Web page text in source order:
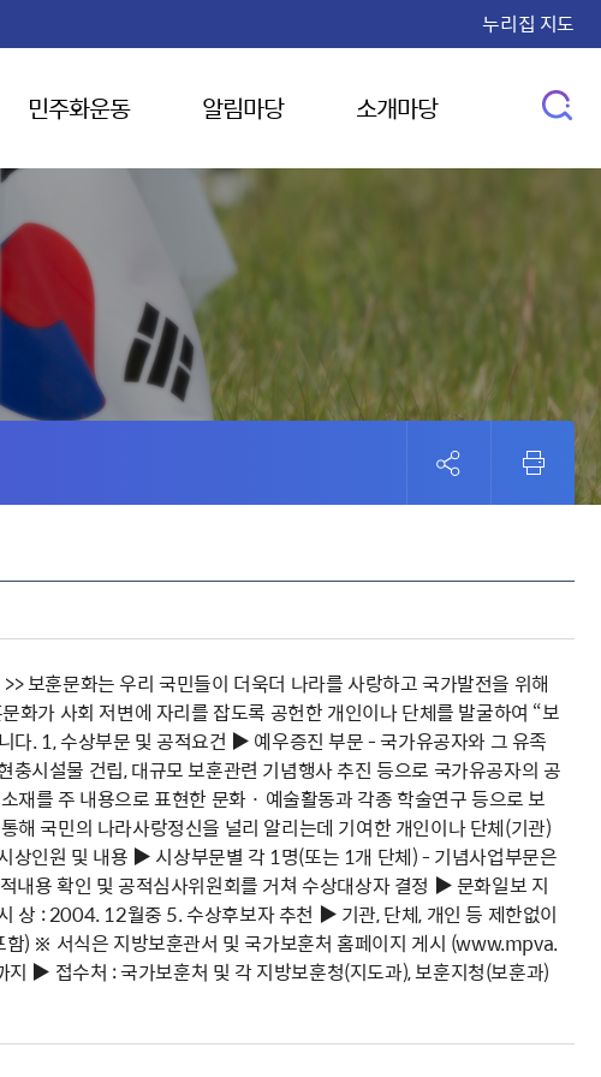
누리집 지도
민주화운동 알림마당 소개마당
보훈문화는 우리 국민들이 더욱더 나라를 사랑하고 국가발전을 위해
화가 사회 저변에 자리를 잡도록 공헌한 개인이나 단체를 발굴하여 “보
다. 1, 수상부문 및 공적요건 ▶ 예우증진 부문 - 국가유공자와 그 유족
시설물 건립, 대규모 보훈관련 기념행사 추진 등으로 국가유공자의 공
를 주 내용으로 표현한 문화 · 예술활동과 각종 학술연구 등으로 보
국민의 나라사랑정신을 널리 알리는데 기여한 개인이나 단체(기관)
인원 및 내용 ▶ 시상부문별 각 1명(또는 1개 단체) - 기념사업부문은
용 확인 및 공적심사위원회를 거쳐 수상대상자 결정 ▶ 문화일보 지
상 : 2004. 12월중 5. 수상후보자 추천 ▶ 기관, 단체, 개인 등 제한없이
) ※ 서식은 지방보훈관서 및 국가보훈처 홈페이지 게시 (www.mpva.
▶ 접수처 : 국가보훈처 및 각 지방보훈청(지도과), 보훈지청(보훈과)